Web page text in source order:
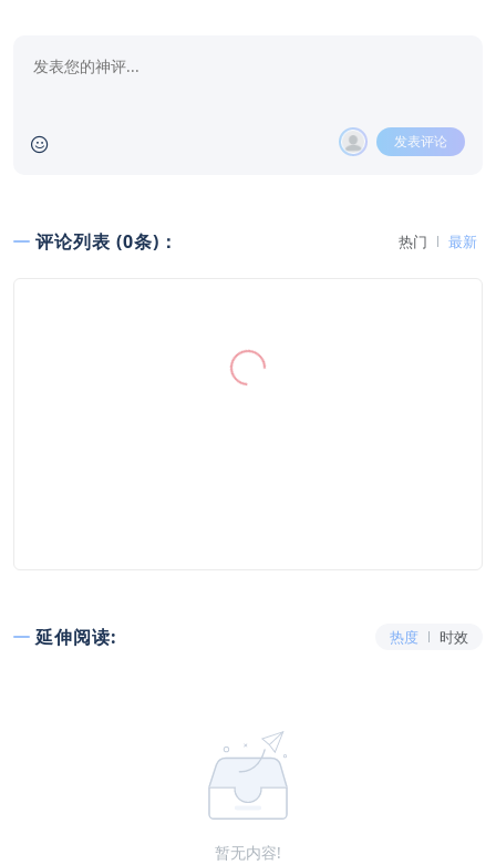
发表评论
评论列表 (0条)： 热门 最新
延伸阅读: 热度 时效
暂无内容!